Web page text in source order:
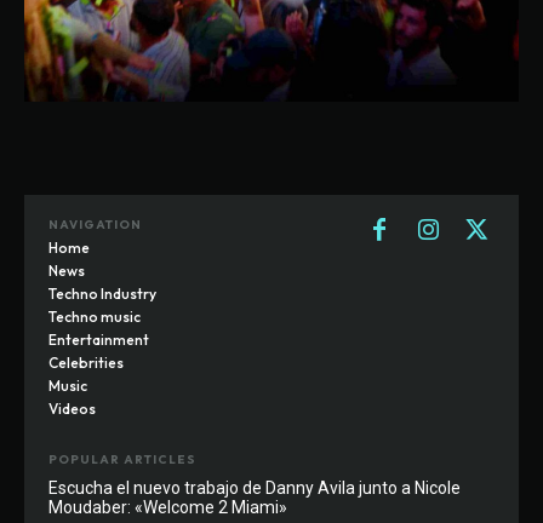
NAVIGATION
Home
News
Techno Industry
Techno music
Entertainment
Celebrities
Music
Videos
POPULAR ARTICLES
Escucha el nuevo trabajo de Danny Avila junto a Nicole
Moudaber: «Welcome 2 Miami»